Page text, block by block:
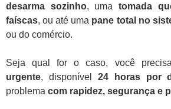
desarma sozinho, umatomada
faíscas, ou até uma pane total no
ou do comércio.
Seja qual for o caso, você
urgente, disponível 24 horas por
problema com rapidez, segurança e